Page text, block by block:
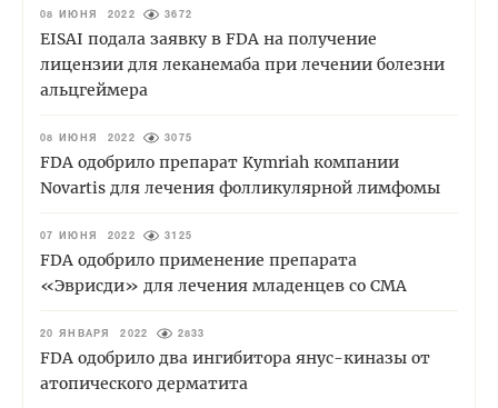
08 ИЮНЯ 2022 3672
EISAI подала заявку в FDA на получение
лицензии для леканемаба при лечении болезни
альцгеймера
08 ИЮНЯ 2022 3075
FDA одобрило препарат Kymriah компании
Novartis для лечения фолликулярной лимфомы
07 ИЮНЯ 2022 3125
FDA одобрило применение препарата
«Эврисди» для лечения младенцев со СМА
20 ЯНВАРЯ 2022 2833
FDA одобрило два ингибитора янус-киназы от
атопического дерматита